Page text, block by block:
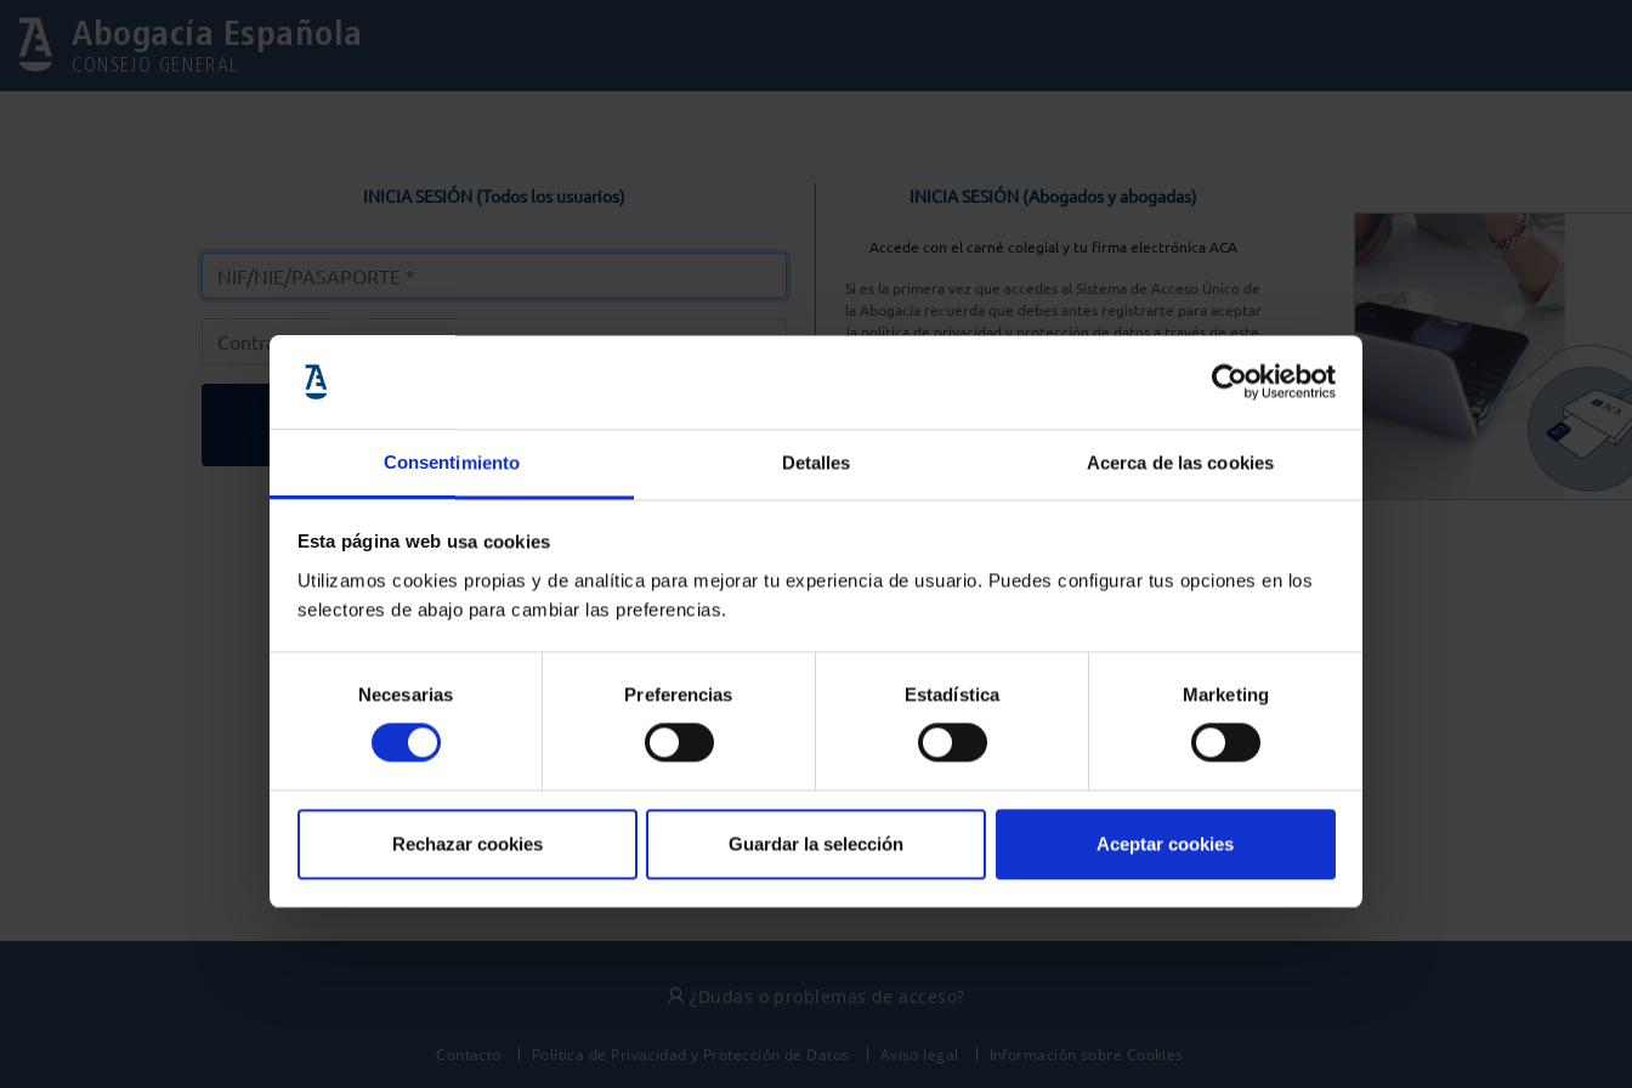
Consentimiento Detalles Acerca de las cookies
Esta página web usa cookies
Utilizamos cookies propias y de analítica para mejorar tu experiencia de usuario. Puedes configurar tus opciones en los
selectores de abajo para cambiar las preferencias.
consentimiento
Necesarias Preferencias Estadística Marketing
Rechazar cookies Guardar la selección Aceptar cookies
Abogacía Española
CONSEJO GENERAL
INICIA SESIÓN (Todos los usuarios)
Entrar
Solicitar Contraseña
INICIA SESIÓN (Abogados y abogadas)
Accede con el carné colegial y tu firma electrónica ACA
Si es la primera vez que accedes al Sistema de Acceso Único de
la Abogacía recuerda que debes antes registrarte para aceptar
la política de privacidad y protección de datos a través de este
Entrar con ACA Plus
¿No tienes cuenta?
política de privacidad
y términos del servicio
¿Dudas o problemas de acceso?
Contacto Política de Privacidad y Protección de Datos Aviso legal Información sobre Cookies